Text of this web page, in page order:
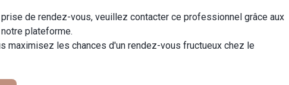
de rendez-vous, veuillez contacter ce professionnel grâce aux
plateforme.
maximisez les chances d'un rendez-vous fructueux chez le